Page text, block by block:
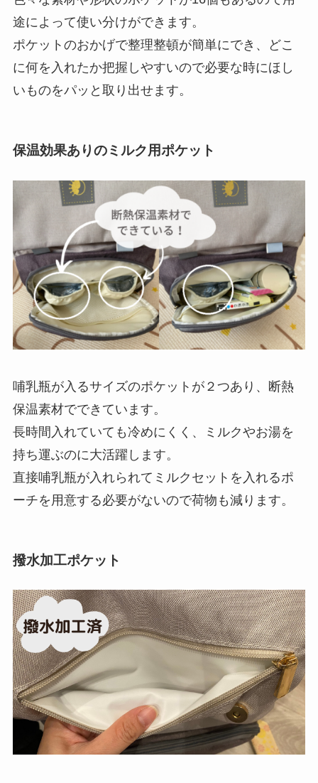
途によって使い分けができます。
ポケットのおかげで整理整頓が簡単にでき、どこ
に何を入れたか把握しやすいので必要な時にほし
いものをパッと取り出せます。
保温効果ありのミルク用ポケット
哺乳瓶が入るサイズのポケットが２つあり、断熱
保温素材でできています。
長時間入れていても冷めにくく、ミルクやお湯を
持ち運ぶのに大活躍します。
直接哺乳瓶が入れられてミルクセットを入れるポ
ーチを用意する必要がないので荷物も減ります。
撥水加工ポケット